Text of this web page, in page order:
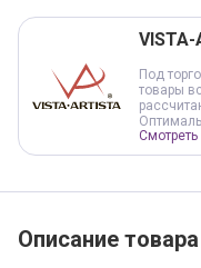
Добавление вVISTA-
Под
товары
Описание товара